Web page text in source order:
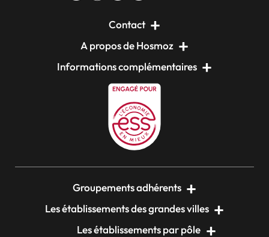
Contact
A propos de Hosmoz
Informations complémentaires
Groupements adhérents
Les établissements des grandes villes
Les établissements par pôle